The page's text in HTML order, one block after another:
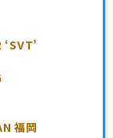
福岡